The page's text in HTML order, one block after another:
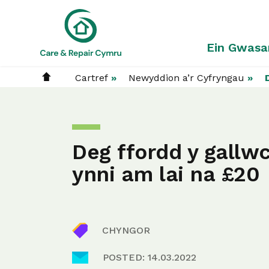
Ein
A Wyf
Hyn
Ein
Codi
Cartref » Newyddion a’r Cyfryngau »
Deg ffordd y
ynni am lai na £20
CHYNGOR
POSTED: 14.03.2022